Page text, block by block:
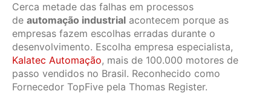
Cerca metade das falhas em processos
de automação industrial acontecem porque as
empresas fazem escolhas erradas durante o
desenvolvimento. Escolha empresa especialista,
Kalatec Automação, mais de 100.000 motores de
passo vendidos no Brasil. Reconhecido como
Fornecedor TopFive pela Thomas Register.